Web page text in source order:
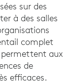
sur des
à des salles
complet
aux
de
efficaces.